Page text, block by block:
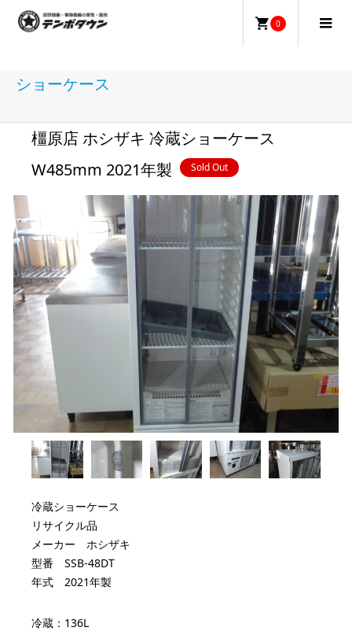
0
ショーケース
橿原店 ホシザキ 冷蔵ショーケース
W485mm 2021年製
Sold Out
冷蔵ショーケース
リサイクル品
メーカー ホシザキ
型番 SSB-48DT
年式 2021年製
冷蔵：136L